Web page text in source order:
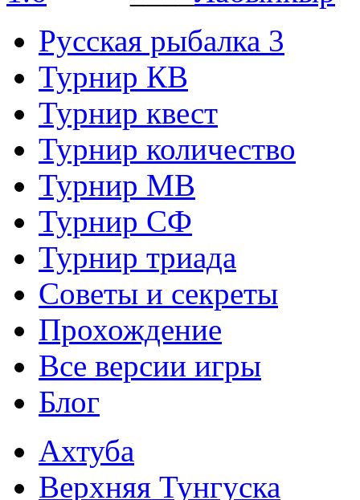
Русская рыбалка 3
Турнир КВ
Турнир квест
Турнир количество
Турнир МВ
Турнир СФ
Турнир триада
Советы и секреты
Прохождение
Все версии игры
Блог
Ахтуба
Верхняя Тунгуска